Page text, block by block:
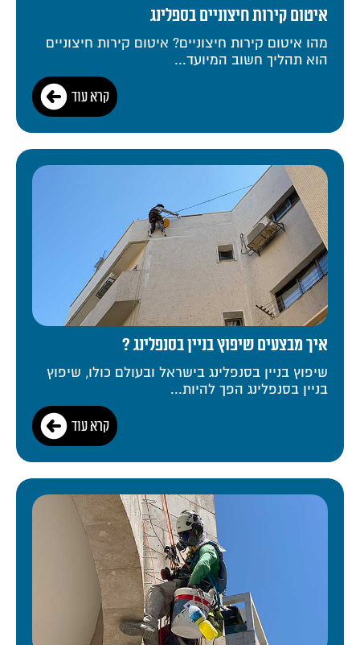
איטום קירות חיצוניים בספלינג
מהו איטום קירות חיצוניים? איטום קירות חיצוניים
הוא תהליך חשוב המיועד...
קרא עוד
איך מבצעים שיפוץ בניין בסנפלינג ?
שיפוץ בניין בסנפלינג בישראל ובעולם כולו, שיפוץ
בניין בסנפלינג הפך להיות...
קרא עוד